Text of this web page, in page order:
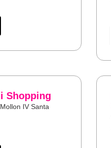
Shopping
IV Santa